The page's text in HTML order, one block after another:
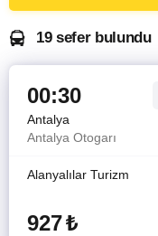
19 sefer bulundu
00:30
Antalya
Antalya Otogarı
Alanyalılar Turizm
927₺